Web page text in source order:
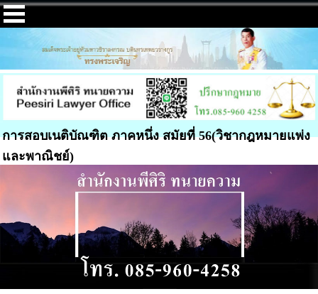
การสอบเนติบัณฑิต ภาคหนึ่ง สมัยที่ 56(วิชากฎหมายแพ่ง
และพาณิชย์)